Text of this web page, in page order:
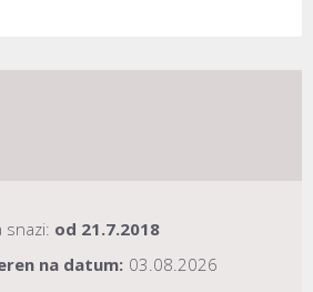
snazi: od 21.7.2018
na datum: 03.08.2026